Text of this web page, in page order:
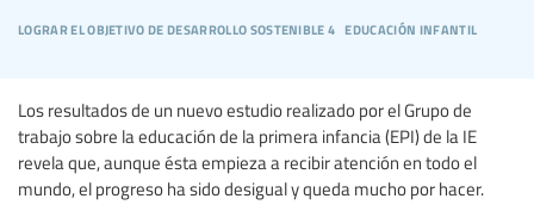
lograr el objetivo de desarrollo sostenible 4 educación infantil
Los resultados de un nuevo estudio realizado por el Grupo de
trabajo sobre la educación de la primera infancia (EPI) de la IE
revela que, aunque ésta empieza a recibir atención en todo el
mundo, el progreso ha sido desigual y queda mucho por hacer.